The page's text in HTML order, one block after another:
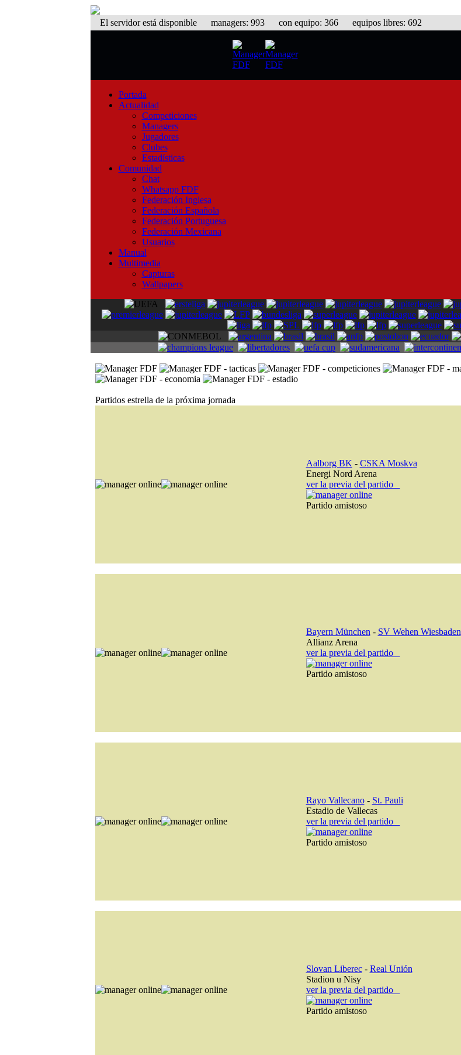
El servidor está disponiblemanagers: 993 con equipo: 366 equipos libres: 692
Portada
Actualidad
Competiciones
Managers
Jugadores
Clubes
Estadísticas
Comunidad
Chat
Whatsapp FDF
Federación Inglesa
Federación Española
Federación Portuguesa
Federación Mexicana
Usuarios
Manual
Multimedia
Capturas
Wallpapers
Partidos estrella de la próxima jornada
Aalborg BK - CSKA Moskva
Energi Nord Arena
ver la previa del partido
Partido amistoso
Bayern München - SV Wehen Wiesbaden
Allianz Arena
ver la previa del partido
Partido amistoso
Rayo Vallecano- St. Pauli
Estadio de Vallecas
ver la previa del partido
Partido amistoso
Slovan Liberec- Real Unión
Stadion u Nisy
ver la previa del partido
Partido amistoso